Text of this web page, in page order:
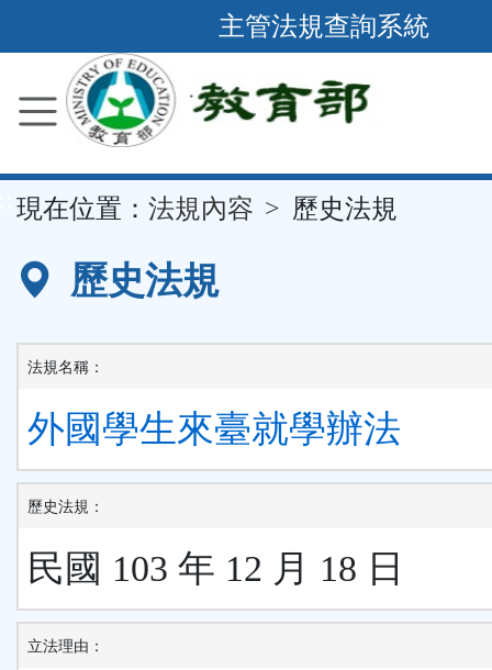
到
要
容
區
主管法規查詢系統
現在位置： 法規內容 歷史法規
歷史法規
法規名稱：
外國學生來臺就學辦法
歷史法規：
民國 103 年 12 月 18 日
立法理由：